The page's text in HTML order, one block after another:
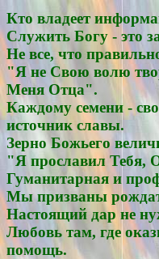
Кто владеет
Служить Богу - это
Не все, что
"Я не Свою волю
Меня Отца".
Каждому семени -
источник славы.
Зерно Божьего
"Я прославил Тебя,
Гуманитарная и
Мы призваны
Настоящий дар не
Любовь там, где
помощь.